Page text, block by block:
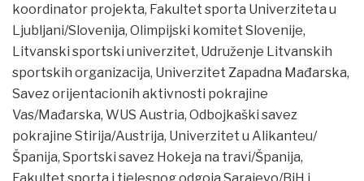
koordinator projekta, Fakultet sporta Univerziteta u
Ljubljani/Slovenija, Olimpijski komitet Slovenije,
Litvanski sportski univerzitet, Udruženje Litvanskih
sportskih organizacija, Univerzitet Zapadna Mađarska,
Savez orijentacionih aktivnosti pokrajine
Vas/Mađarska, WUS Austria, Odbojkaški savez
pokrajine Stirija/Austrija, Univerzitet u Alikanteu/
Španija, Sportski savez Hokeja na travi/Španija,